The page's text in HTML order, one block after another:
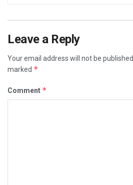
Leave a Reply
Your email address will not be published.
marked *
Comment *